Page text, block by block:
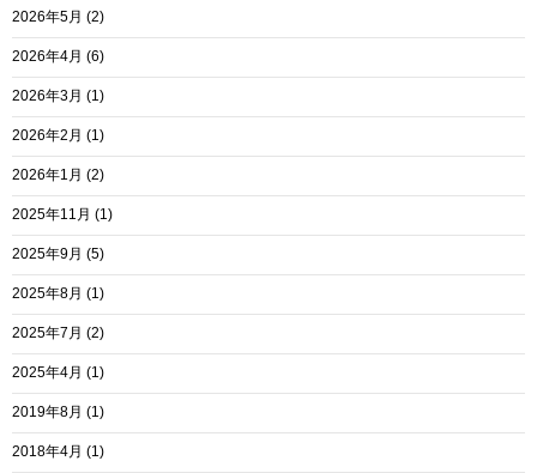
2026年5月 (2)
2026年4月 (6)
2026年3月 (1)
2026年2月 (1)
2026年1月 (2)
2025年11月 (1)
2025年9月 (5)
2025年8月 (1)
2025年7月 (2)
2025年4月 (1)
2019年8月 (1)
2018年4月 (1)